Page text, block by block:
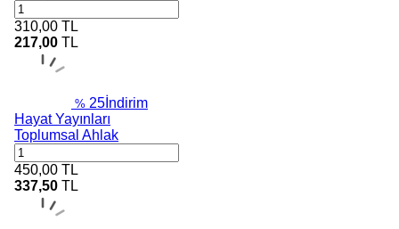
310,00 TL
217,00 TL
% 25 İndirim
Hayat Yayınları
Toplumsal Ahlak
450,00 TL
337,50 TL